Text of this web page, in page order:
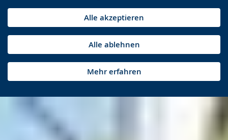
Alle akzeptieren
Alle ablehnen
Mehr erfahren